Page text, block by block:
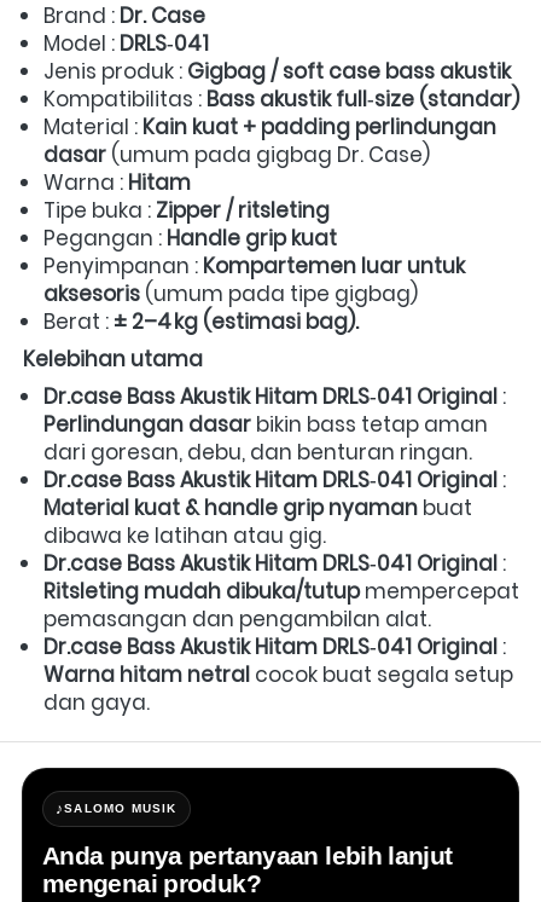
Brand : Dr. Case
Model : DRLS‑041
Jenis produk : Gigbag / soft case bass akustik
Kompatibilitas : Bass akustik full‑size (standar)
Material : Kain kuat + padding perlindungan
dasar (umum pada gigbag Dr. Case)
Warna : Hitam
Tipe buka : Zipper / ritsleting
Pegangan : Handle grip kuat
Penyimpanan : Kompartemen luar untuk
aksesoris (umum pada tipe gigbag)
Berat : ± 2–4 kg (estimasi bag).
Kelebihan utama
Dr.case Bass Akustik Hitam DRLS‑041 Original
Perlindungan dasar bikin bass tetap aman
dari goresan, debu, dan benturan ringan.
Dr.case Bass Akustik Hitam DRLS‑041 Original
Material kuat & handle grip nyaman buat
dibawa ke latihan atau gig.
Dr.case Bass Akustik Hitam DRLS‑041 Original
Ritsleting mudah dibuka/tutup mempercepat
pemasangan dan pengambilan alat.
Dr.case Bass Akustik Hitam DRLS‑041 Original
Warna hitam netral cocok buat segala setup
dan gaya.
♪SALOMO MUSIK
Anda punya pertanyaan lebih lanjut
mengenai produk?